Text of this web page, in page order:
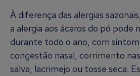
À diferença das alergias
a alergia aos ácaros do pó pode
durante todo o ano, com
congestão nasal, corrimento
salva, lacrimejo ou tosse seca.